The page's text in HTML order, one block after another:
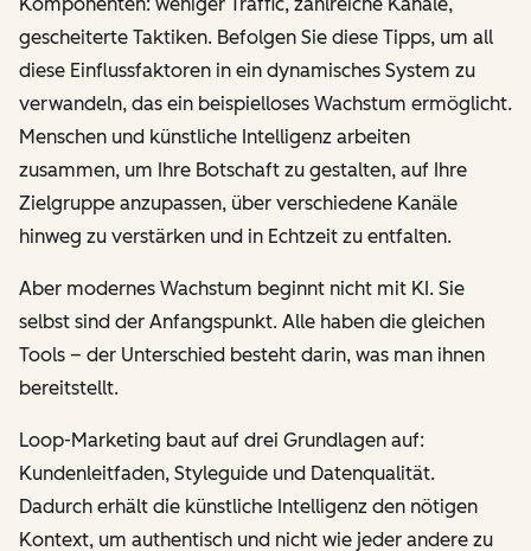
gescheiterte Taktiken. Befolgen Sie diese Tipps, um all
diese Einflussfaktoren in ein dynamisches System zu
verwandeln, das ein beispielloses Wachstum ermöglicht.
Menschen und künstliche Intelligenz arbeiten
zusammen, um Ihre Botschaft zu gestalten, auf Ihre
Zielgruppe anzupassen, über verschiedene Kanäle
hinweg zu verstärken und in Echtzeit zu entfalten.
Aber modernes Wachstum beginnt nicht mit KI. Sie
selbst sind der Anfangspunkt. Alle haben die gleichen
Tools – der Unterschied besteht darin, was man ihnen
bereitstellt.
Loop-Marketing baut auf drei Grundlagen auf:
Kundenleitfaden, Styleguide und Datenqualität.
Dadurch erhält die künstliche Intelligenz den nötigen
Kontext, um authentisch und nicht wie jeder andere zu